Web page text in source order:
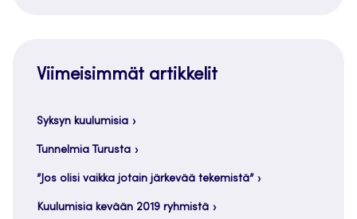
Viimeisimmät artikkelit
Syksyn kuulumisia
Tunnelmia Turusta
”Jos olisi vaikka jotain järkevää tekemistä”
Kuulumisia kevään 2019 ryhmistä